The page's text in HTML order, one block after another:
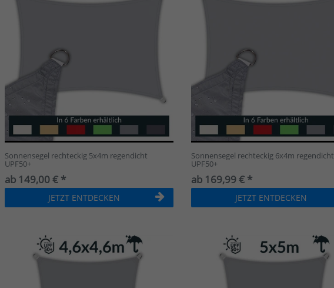
Sonnensegel rechteckig 5x4m regendicht
UPF50+
ab 149,00 € *
JETZT ENTDECKEN
Sonnensegel rechteckig 6x4m regendicht
UPF50+
ab 169,99 € *
JETZT ENTDECKEN